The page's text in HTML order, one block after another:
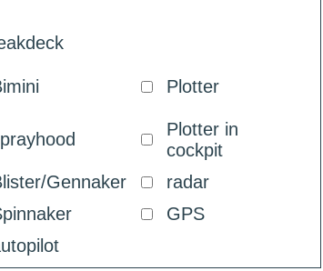
Plotter
Plotter in
cockpit
Gennaker
radar
GPS